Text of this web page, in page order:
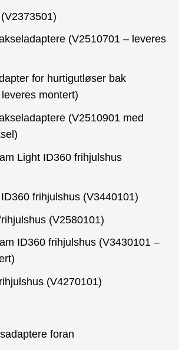
(V2510701 – leveres
for hurtigutløser bak
montert)
(V2510901 med
Light ID360 frihjulshus
frihjulshus (V3440101)
(V2580101)
ID360 frihjulshus (V3430101 –
(V4270101)
foran